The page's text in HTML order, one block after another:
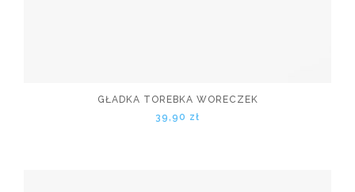
GŁADKA TOREBKA WORECZEK
39,90 zł